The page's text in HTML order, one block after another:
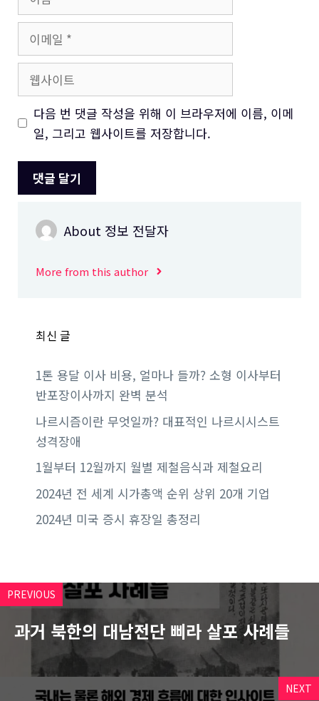
름
메
사
트
다음 번 댓글 작성을 위해 이 브라우저에 이름, 이메
일, 그리고 웹사이트를 저장합니다.
About 정보 전달자
More from this author
최신 글
1톤 용달 이사 비용, 얼마나 들까? 소형 이사부터
반포장이사까지 완벽 분석
나르시즘이란 무엇일까? 대표적인 나르시시스트
성격장애
1월부터 12월까지 월별 제철음식과 제철요리
2024년 전 세계 시가총액 순위 상위 20개 기업
2024년 미국 증시 휴장일 총정리
PREVIOUS
과거 북한의 대남전단 삐라 살포 사례들
NEXT